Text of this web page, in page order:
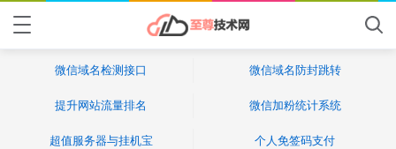
微信域名检测接口 微信域名防封跳转
提升网站流量排名 微信加粉统计系统
超值服务器与挂机宝 个人免签码支付